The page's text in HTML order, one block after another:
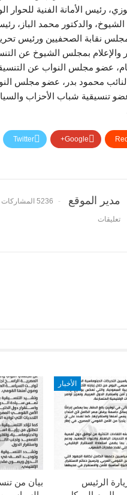
رئيس الأمانة الفنية للحوار
والدكتور محمد الباز،
نقابة الصحفيين ورئيس
والإعلام بمجلس الشيوخ عن
عضو مجلس النواب عن
محمود بدر، عضو مجلس
تنسيقية شباب الأحزاب
Twitter Google+
مدير الموقع 5236 المشاركات
تعليقات
بيان من
الأخبار
الرئيس